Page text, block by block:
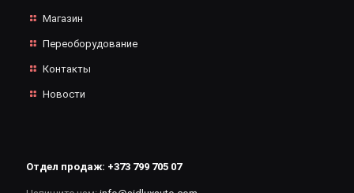
Магазин
Переоборудование
Контакты
Новости
Отдел продаж: +373 799 705 07